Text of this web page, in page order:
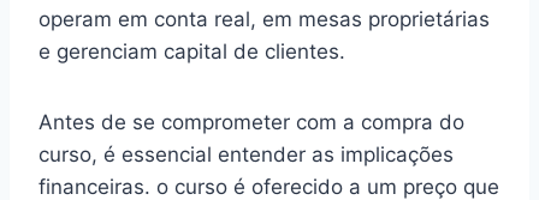
operam em conta real, em mesas proprietárias
e gerenciam capital de clientes.
Antes de se comprometer com a compra do
curso, é essencial entender as implicações
financeiras. o curso é oferecido a um preço que